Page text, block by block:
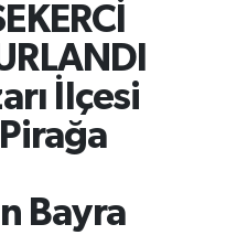
İlçesi
Bayra